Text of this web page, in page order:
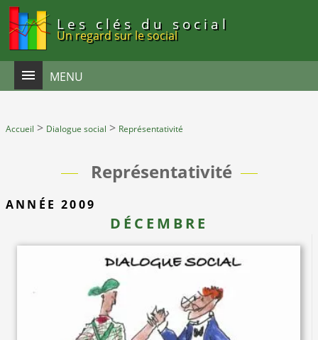
Les clés du social
Un regard sur le social
MENU
Accueil > Dialogue social > Représentativité
Représentativité
ANNÉE 2009
DÉCEMBRE
Panneau de gestion des cookies